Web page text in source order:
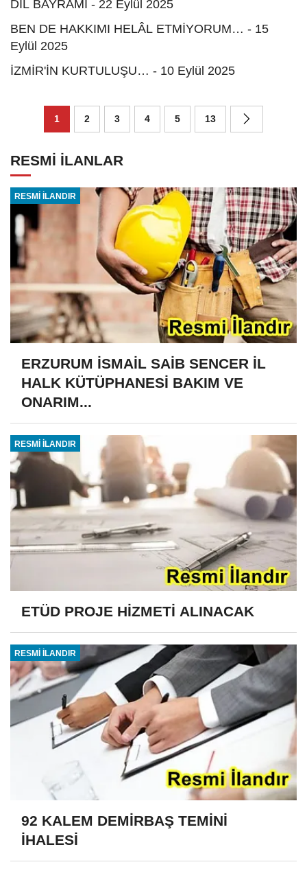
DİL BAYRAMI - 22 Eylül 2025
BEN DE HAKKIMI HELÂL ETMİYORUM… - 15
Eylül 2025
İZMİR'İN KURTULUŞU… - 10 Eylül 2025
1 2 3 4 5 13
RESMİ İLANLAR
RESMİ İLANDIR
ERZURUM İSMAİL SAİB SENCER İL
HALK KÜTÜPHANESİ BAKIM VE
ONARIM...
RESMİ İLANDIR
ETÜD PROJE HİZMETİ ALINACAK
RESMİ İLANDIR
92 KALEM DEMİRBAŞ TEMİNİ
İHALESİ